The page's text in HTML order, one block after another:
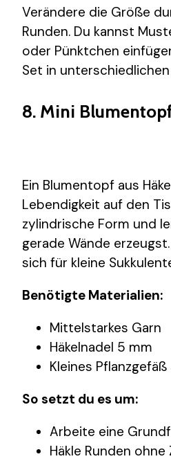
Verändere die Größe
Runden. Du kannst
oder Pünktchen
Set in
8. Mini
Ein Blumentopf aus
Lebendigkeit auf den
zylindrische Form und
gerade Wände
sich für kleine
Benötigte Materialien:
Mittelstarkes Garn
Häkelnadel 5 mm
Kleines
So setzt du es um:
Arbeite eine
Häkle Runden